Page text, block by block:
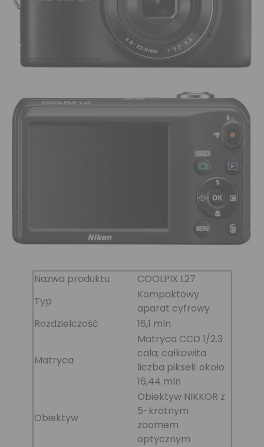
Nazwa produktu
COOLPIX L27
Typ
Kompaktowy
aparat cyfrowy
Rozdzielczość
16,1 mln
Matryca
Matryca CCD 1/2.3
cala; całkowita
liczba pikseli: około
16,44 mln
Obiektyw
Obiektyw NIKKOR z
5-krotnym
zoomem
optycznym